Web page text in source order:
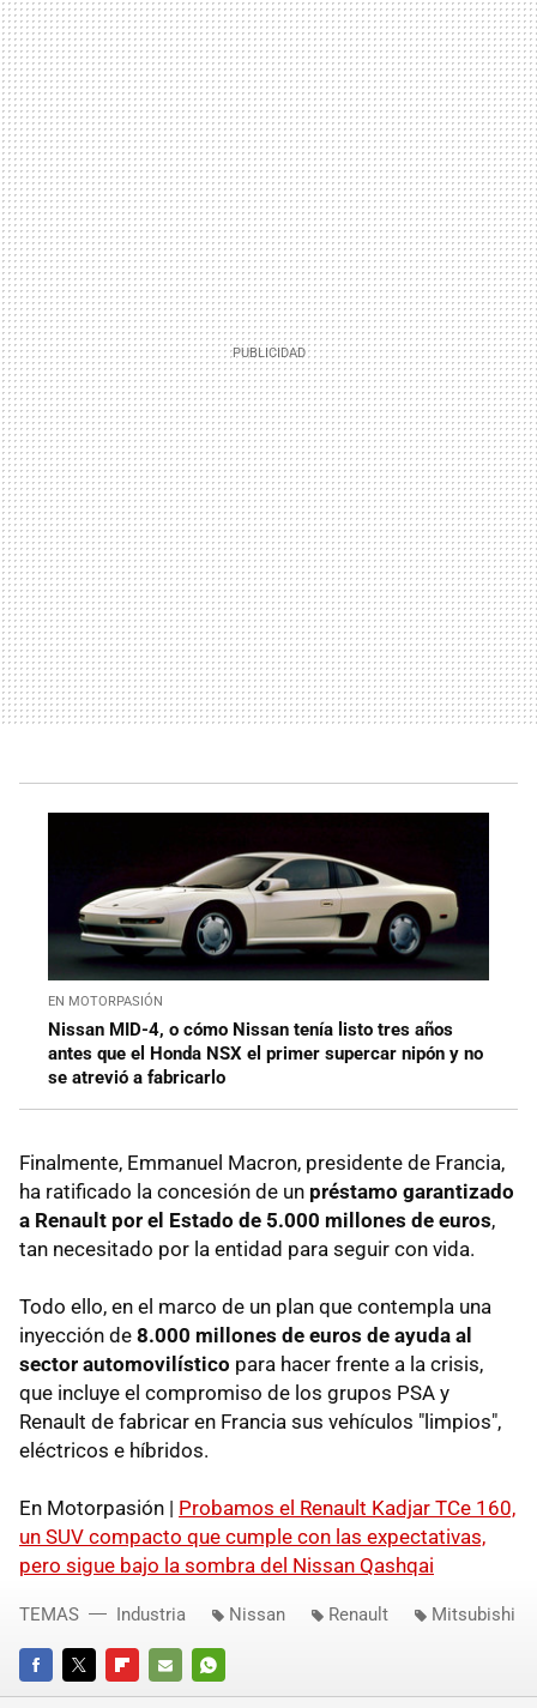
EN MOTORPASIÓN
Nissan MID-4, o cómo Nissan tenía listo tres años
antes que el Honda NSX el primer supercar nipón y no
se atrevió a fabricarlo
Finalmente, Emmanuel Macron, presidente de Francia,
ha ratificado la concesión de un préstamo garantizado
a Renault por el Estado de 5.000 millones de euros,
tan necesitado por la entidad para seguir con vida.
Todo ello, en el marco de un plan que contempla una
inyección de 8.000 millones de euros de ayuda al
sector automovilístico para hacer frente a la crisis,
que incluye el compromiso de los grupos PSA y
Renault de fabricar en Francia sus vehículos "limpios",
eléctricos e híbridos.
En Motorpasión | Probamos el Renault Kadjar TCe 160,
un SUV compacto que cumple con las expectativas,
pero sigue bajo la sombra del Nissan Qashqai
FACEBOOKTWITTERFLIPBOARD
E-
WHATSAPP
TEMAS Industria Nissan Renault Mitsubishi